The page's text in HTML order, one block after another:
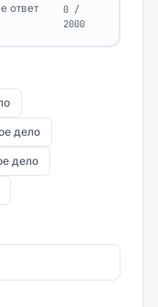
ответ
0 /
2000
дело
дело